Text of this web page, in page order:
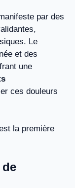
par des
Le
et des
une
ces douleurs
la première